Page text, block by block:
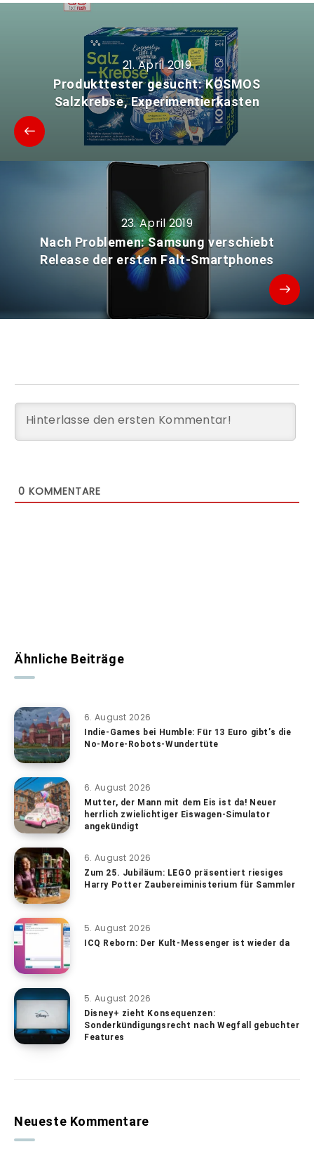
21. April 2019
Produkttester gesucht: KOSMOS
Salzkrebse, Experimentierkasten
23. April 2019
Nach Problemen: Samsung verschiebt
Release der ersten Falt-Smartphones
0 KOMMENTARE
Ähnliche Beiträge
6. August 2026
Indie-Games bei Humble: Für 13 Euro gibt’s die
No-More-Robots-Wundertüte
6. August 2026
Mutter, der Mann mit dem Eis ist da! Neuer
herrlich zwielichtiger Eiswagen-Simulator
angekündigt
6. August 2026
Zum 25. Jubiläum: LEGO präsentiert riesiges
Harry Potter Zaubereiministerium für Sammler
5. August 2026
ICQ Reborn: Der Kult-Messenger ist wieder da
5. August 2026
Disney+ zieht Konsequenzen:
Sonderkündigungsrecht nach Wegfall gebuchter
Features
Neueste Kommentare